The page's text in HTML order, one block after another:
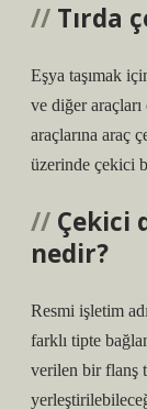
Tırda
Eşya taşımak
ve diğer
araçlarına araç
üzerinde çekici
Çekici
nedir?
Resmi işletim
farklı tipte
verilen bir flanş